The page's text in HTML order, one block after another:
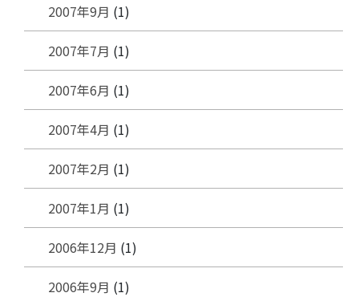
2007年9月 (1)
2007年7月 (1)
2007年6月 (1)
2007年4月 (1)
2007年2月 (1)
2007年1月 (1)
2006年12月 (1)
2006年9月 (1)